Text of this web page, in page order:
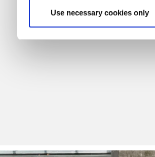
Use necessary cookies only